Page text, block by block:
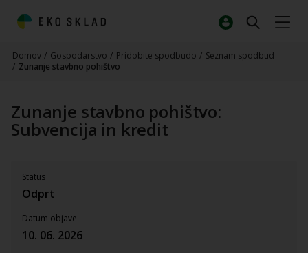
Domov / Gospodarstvo / Pridobite spodbudo / Seznam spodbud
/ Zunanje stavbno pohištvo
Zunanje stavbno pohištvo:
Subvencija in kredit
Status
Odprt
Datum objave
10. 06. 2026